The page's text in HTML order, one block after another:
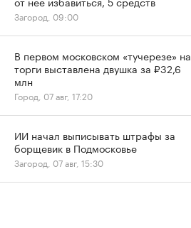
Загород, 09:00
В первом московском «тучерезе» на
торги выставлена двушка за ₽32,6
млн
Город, 07 авг, 17:20
ИИ начал выписывать штрафы за
борщевик в Подмосковье
Загород, 07 авг, 15:30